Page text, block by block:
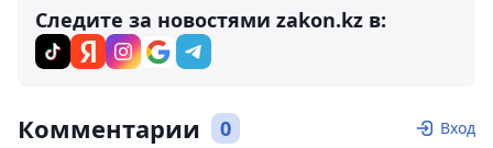
Следите за новостями zakon.kz в:
Комментарии 0 Вход